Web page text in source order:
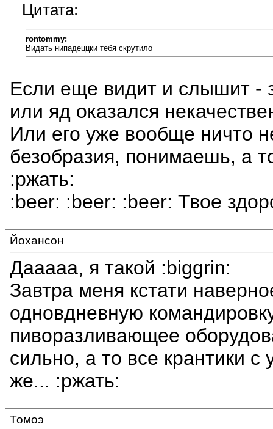
Цитата:
rontommy:
Видать нипадеццки тебя скрутило
Если еще видит и слышит -
или яд оказался
Или его уже вообще ничто
безобразия, понимаешь, а
:ржать:
:beer: :beer: :beer: Твое
Йохансон
Дааааа, я такой :biggrin:
Завтра меня кстати
одновдневную
пиворазливающее
сильно, а то все крантики
же... :ржать:
Томоэ